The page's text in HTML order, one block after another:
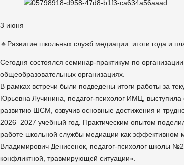
3 июня
🔹Развитие школьных служб медиации: итоги года и
Сегодня состоялся семинар-практикум по
общеобразовательных организациях.
В рамках встречи были подведены итоги работы за
Юрьевна Лучинина, педагог-психолог ИМЦ,
развитию ШСМ, озвучив основные достижения и
2026–2027 учебный год. Практическим опытом
работе школьной службы медиации как эффективном
Владимирович Денисенок, педагог-психолог школы
конфликтной, травмирующей ситуации».